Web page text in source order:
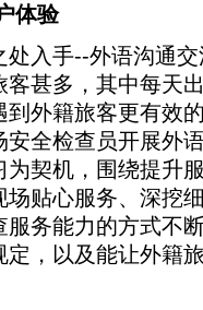
体验
入手--外语沟通交
甚多，其中每天
外籍旅客更有效
全检查员开展外
契机，围绕提升
贴心服务、深挖
务能力的方式不
定，以及能让外籍